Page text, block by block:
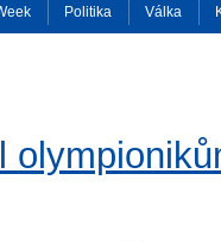
Politika Válka